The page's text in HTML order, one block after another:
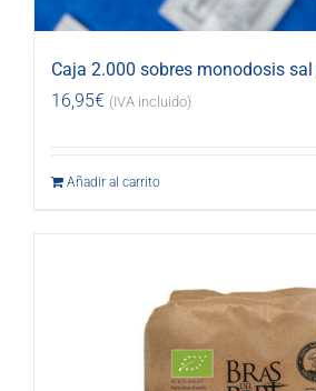
Caja 2.000 sobres monodosis
16,95€ (IVA incluido)
Añadir al carrito